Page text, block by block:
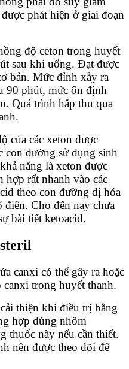
phát hiện ở giai đoạn
độ ceton trong huyết
sau khi uống. Đạt được
bản. Mức đỉnh xảy ra
90 phút, mức ổn định
Quá trình hấp thu qua
của các xeton được
con đường sử dụng sinh
năng là xeton được
hợp rất nhanh vào các
theo con đường dị hóa
Cho đến nay chưa
bài tiết ketoacid.
canxi có thể gây ra hoặc
trong huyết thanh.
thiện khi điều trị bằng
hợp dùng nhôm
thuốc này nếu cần thiết.
nên được theo dõi để